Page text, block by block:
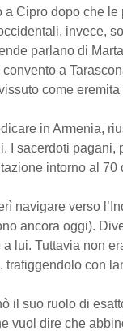
Cipro dopo che
invece,
parlano di
a
come
in Armenia,
I sacerdoti pagani,
intorno al 70
navigare verso
ancora oggi).
lui. Tuttavia non
trafiggendolo con
il suo ruolo di
vuol dire che